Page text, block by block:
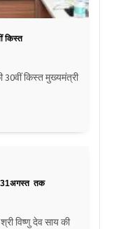
किस्त
30वीं किस्त मुख्यमंत्री
31अगस्त तक
विष्णु देव साय की